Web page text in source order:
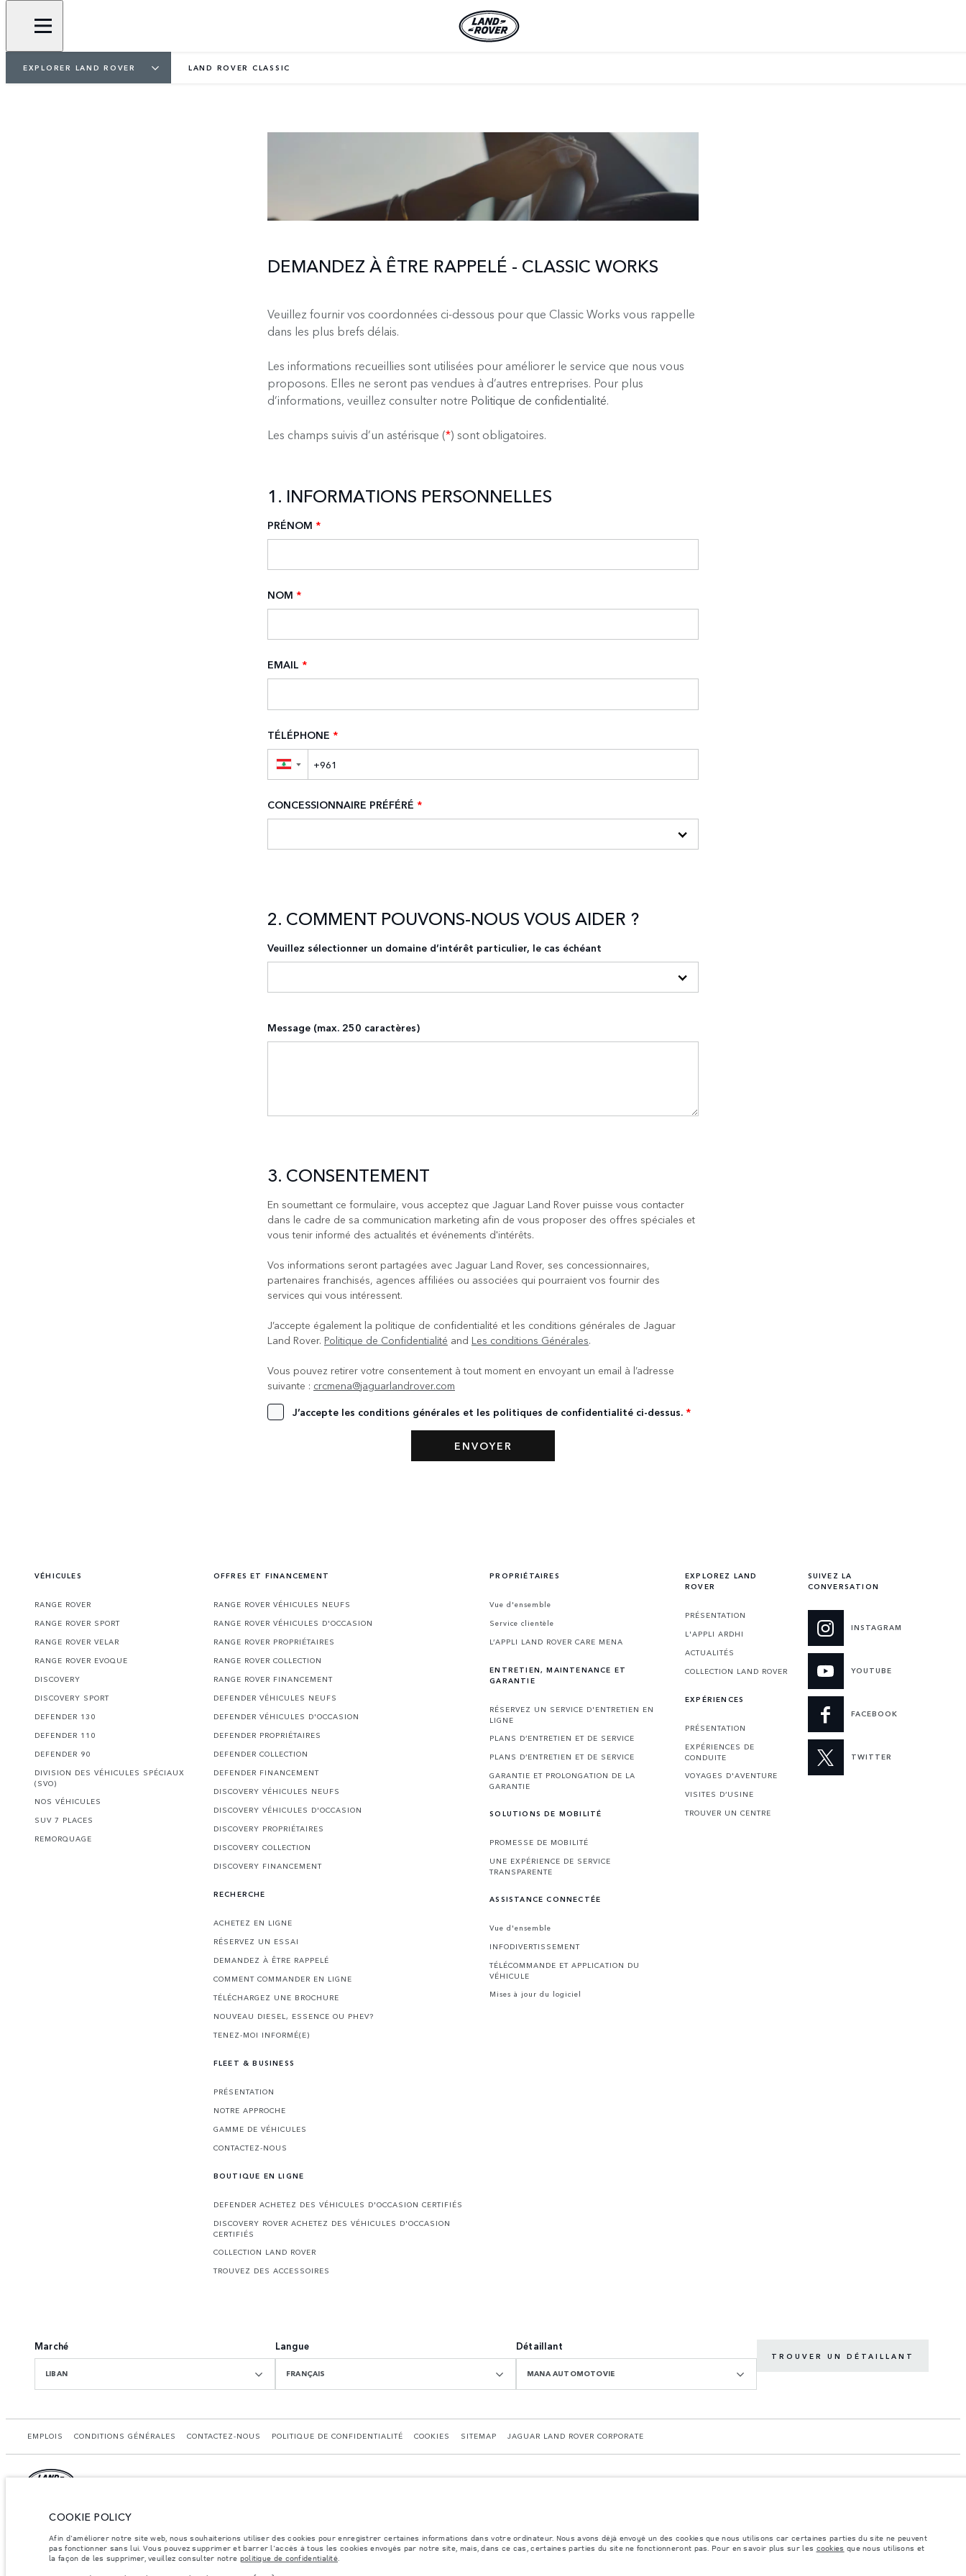
EXPLORER LAND ROVER LAND ROVER CLASSIC
DEMANDEZ À ÊTRE RAPPELÉ - CLASSIC WORKS
Veuillez fournir vos coordonnées ci-dessous pour que Classic Works vous rappelle
dans les plus brefs délais.
Les informations recueillies sont utilisées pour améliorer le service que nous vous
proposons. Elles ne seront pas vendues à d’autres entreprises. Pour plus
d’informations, veuillez consulter notre Politique de confidentialité.
Les champs suivis d’un astérisque (*) sont obligatoires.
1. INFORMATIONS PERSONNELLES
PRÉNOM *
NOM *
EMAIL *
TÉLÉPHONE *
▼
CONCESSIONNAIRE PRÉFÉRÉ *
2. COMMENT POUVONS-NOUS VOUS AIDER ?
Veuillez sélectionner un domaine d’intérêt particulier, le cas échéant
Message (max. 250 caractères)
3. CONSENTEMENT
En soumettant ce formulaire, vous acceptez que Jaguar Land Rover puisse vous contacter
dans le cadre de sa communication marketing afin de vous proposer des offres spéciales et
vous tenir informé des actualités et événements d'intérêts.
Vos informations seront partagées avec Jaguar Land Rover, ses concessionnaires,
partenaires franchisés, agences affiliées ou associées qui pourraient vos fournir des
services qui vous intéressent.
J’accepte également la politique de confidentialité et les conditions générales de Jaguar
Land Rover. Politique de Confidentialité and Les conditions Générales.
Vous pouvez retirer votre consentement à tout moment en envoyant un email à l’adresse
suivante : crcmena@jaguarlandrover.com
J’accepte les conditions générales et les politiques de confidentialité ci-dessus. *
VÉHICULES
RANGE ROVER
RANGE ROVER SPORT
RANGE ROVER VELAR
RANGE ROVER EVOQUE
DISCOVERY
DISCOVERY SPORT
DEFENDER 130
DEFENDER 110
DEFENDER 90
DIVISION DES VÉHICULES SPÉCIAUX
(SVO)
NOS VÉHICULES
SUV 7 PLACES
REMORQUAGE
OFFRES ET FINANCEMENT
RANGE ROVER VÉHICULES NEUFS
RANGE ROVER VÉHICULES D'OCCASION
RANGE ROVER PROPRIÉTAIRES
RANGE ROVER COLLECTION
RANGE ROVER FINANCEMENT
DEFENDER VÉHICULES NEUFS
DEFENDER VÉHICULES D'OCCASION
DEFENDER PROPRIÉTAIRES
DEFENDER COLLECTION
DEFENDER FINANCEMENT
DISCOVERY VÉHICULES NEUFS
DISCOVERY VÉHICULES D'OCCASION
DISCOVERY PROPRIÉTAIRES
DISCOVERY COLLECTION
DISCOVERY FINANCEMENT
RECHERCHE
ACHETEZ EN LIGNE
RÉSERVEZ UN ESSAI
DEMANDEZ À ÊTRE RAPPELÉ
COMMENT COMMANDER EN LIGNE
TÉLÉCHARGEZ UNE BROCHURE
NOUVEAU DIESEL, ESSENCE OU PHEV?
TENEZ-MOI INFORMÉ(E)
FLEET & BUSINESS
PRÉSENTATION
NOTRE APPROCHE
GAMME DE VÉHICULES
CONTACTEZ-NOUS
BOUTIQUE EN LIGNE
DEFENDER ACHETEZ DES VÉHICULES D'OCCASION CERTIFIÉS
DISCOVERY ROVER ACHETEZ DES VÉHICULES D'OCCASION
CERTIFIÉS
COLLECTION LAND ROVER
TROUVEZ DES ACCESSOIRES
PROPRIÉTAIRES
Vue d'ensemble
Service clientèle
L’APPLI LAND ROVER CARE MENA
ENTRETIEN, MAINTENANCE ET
GARANTIE
RÉSERVEZ UN SERVICE D'ENTRETIEN EN
LIGNE
PLANS D’ENTRETIEN ET DE SERVICE
PLANS D’ENTRETIEN ET DE SERVICE
GARANTIE ET PROLONGATION DE LA
GARANTIE
SOLUTIONS DE MOBILITÉ
PROMESSE DE MOBILITÉ
UNE EXPÉRIENCE DE SERVICE
TRANSPARENTE
ASSISTANCE CONNECTÉE
Vue d'ensemble
INFODIVERTISSEMENT
TÉLÉCOMMANDE ET APPLICATION DU
VÉHICULE
Mises à jour du logiciel
EXPLOREZ LAND
ROVER
PRÉSENTATION
L'APPLI ARDHI
ACTUALITÉS
COLLECTION LAND ROVER
EXPÉRIENCES
PRÉSENTATION
EXPÉRIENCES DE
CONDUITE
VOYAGES D'AVENTURE
VISITES D’USINE
TROUVER UN CENTRE
SUIVEZ LA
CONVERSATION
INSTAGRAM
YOUTUBE
FACEBOOK
TWITTER
Marché
LIBAN
Langue
FRANÇAIS
Détaillant
MANA AUTOMOTOVIE
TROUVER UN DÉTAILLANT
EMPLOIS CONDITIONS GÉNÉRALES CONTACTEZ-NOUS POLITIQUE DE CONFIDENTIALITÉ COOKIES SITEMAP JAGUAR LAND ROVER CORPORATE
© JAGUAR LAND ROVER LIMITED 2026.
Liban, Mana Automotovie
Les chiff res fournis proviennent de tests officiels effectués par le fabricant conformément å la législation européenne en vigueur. La consommation réelle de carburant d'un véhicule peut différer de celle obtenue dans ces tests et ces chiffres sont fournis
COOKIE POLICY
Afin d'améliorer notre site web, nous souhaiterions utiliser des cookies pour enregistrer certaines informations dans votre ordinateur. Nous avons déjà envoyé un des cookies que nous utilisons car certaines parties du site ne peuvent
pas fonctionner sans lui. Vous pouvez supprimer et barrer l'accès à tous les cookies envoyés par notre site, mais, dans ce cas, certaines parties du site ne fonctionneront pas. Pour en savoir plus sur les cookies que nous utilisons et
la façon de les supprimer, veuillez consulter notre politique de confidentialité.